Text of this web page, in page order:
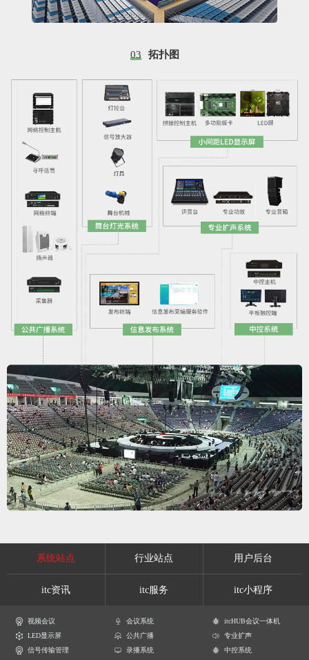
03 拓扑图
系统站点 行业站点 用户后台
itc资讯 itc服务 itc小程序
视频会议 会议系统
itcHUB会议一体机
LED显示屏
公共广播
专业扩声
信号传输管理
录播系统 中控系统